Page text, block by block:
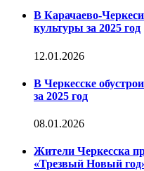
В Карачаево-
культуры за 2025 год
12.01.2026
В Черкесске
за 2025 год
08.01.2026
Жители Черкесска
«Трезвый Новый